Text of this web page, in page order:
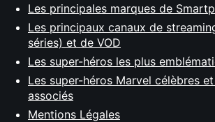
Les principales marques de
Les principaux canaux de
séries) et de VOD
Les super-héros les plus
Les super-héros Marvel célèbres
associés
Mentions Légales